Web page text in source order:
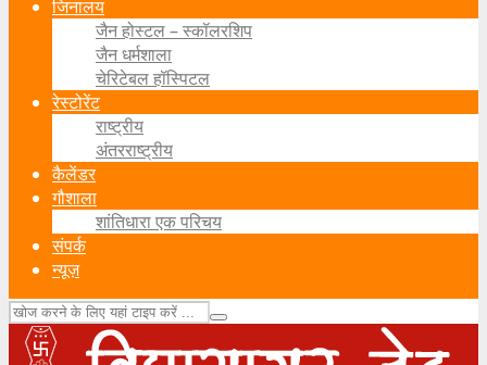
जिनालय
जैन होस्टल – स्कॉलरशिप
जैन धर्मशाला
चेरिटेबल हॉस्पिटल
रेस्टोरेंट
राष्ट्रीय
अंतरराष्ट्रीय
कैलेंडर
गौशाला
शांतिधारा एक परिचय
संपर्क
न्यूज़